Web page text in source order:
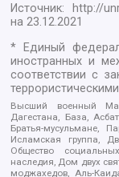
Источник: http://
на23.12.2021
* Единый
иностранных и
соответствии с
Высший военный
Дагестана, База,
Братья-мусульмане,
Исламская группа,
Общество
наследия, Дом двух
моджахедов, Аль-